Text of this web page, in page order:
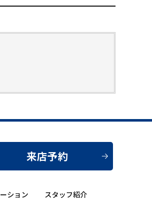
来店予約
ション
スタッフ紹介